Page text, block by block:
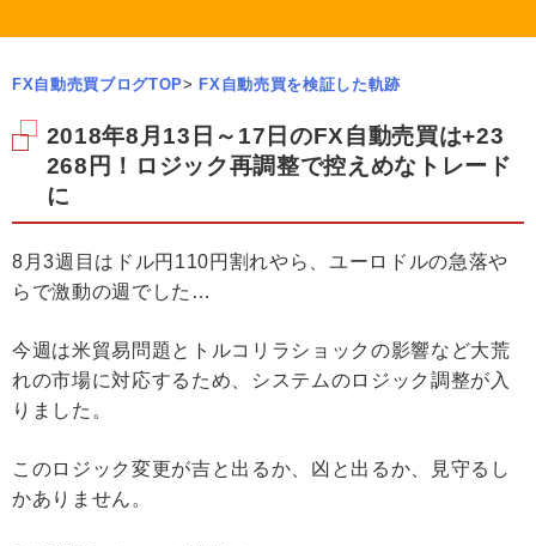
FX自動売買ブログTOP> FX自動売買を検証した軌跡
2018年8月13日～17日のFX自動売買は+23
268円！ロジック再調整で控えめなトレード
に
8月3週目はドル円110円割れやら、ユーロドルの急落や
らで激動の週でした…
今週は米貿易問題とトルコリラショックの影響など大荒
れの市場に対応するため、システムのロジック調整が入
りました。
このロジック変更が吉と出るか、凶と出るか、見守るし
かありません。